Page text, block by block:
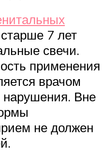
старше 7 лет
свечи.
применения
врачом
нарушения. Вне
не должен